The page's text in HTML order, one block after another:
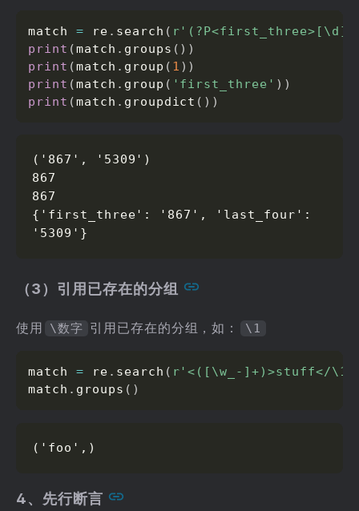
match = re . search (
print (match . groups ( ) )
print (match . group ( 1 ) )
print (match . group ( 'first_three' ) )
print (match . groupdict ( ) )
('867', '5309')
867
867
{'first_three': '867', 'last_four':
'5309'}
（3）引用已存在的分组
使用 \数字 引用已存在的分组，如： \1
match = re . search ( r'<([\w_-]+)>stuff</
match . groups ( )
('foo',)
4、先行断言